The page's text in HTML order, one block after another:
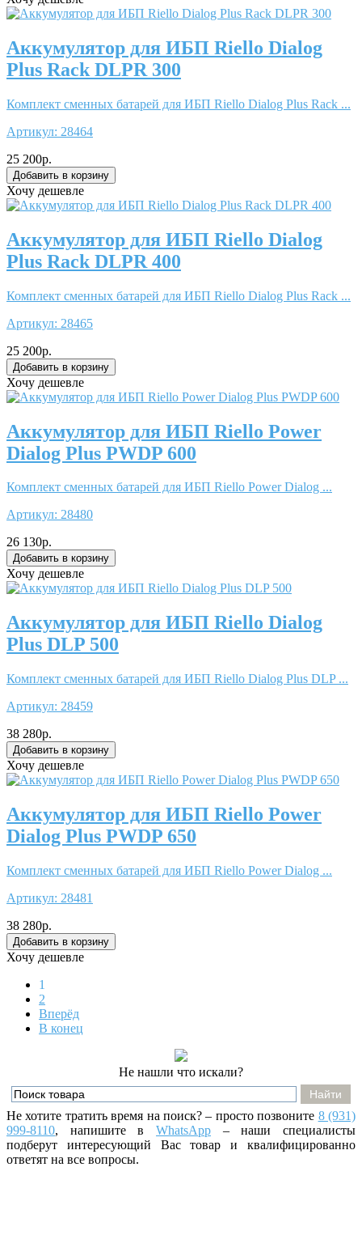
Аккумулятор для ИБП Riello Dialog
Plus Rack DLPR 300
Комплект сменных батарей для ИБП Riello Dialog Plus Rack ...
Артикул: 28464
25 200р.
Хочу дешевле
Аккумулятор для ИБП Riello Dialog
Plus Rack DLPR 400
Комплект сменных батарей для ИБП Riello Dialog Plus Rack ...
Артикул: 28465
25 200р.
Хочу дешевле
Аккумулятор для ИБП Riello Power
Dialog Plus PWDP 600
Комплект сменных батарей для ИБП Riello Power Dialog ...
Артикул: 28480
26 130р.
Хочу дешевле
Аккумулятор для ИБП Riello Dialog
Plus DLP 500
Комплект сменных батарей для ИБП Riello Dialog Plus DLP ...
Артикул: 28459
38 280р.
Хочу дешевле
Аккумулятор для ИБП Riello Power
Dialog Plus PWDP 650
Комплект сменных батарей для ИБП Riello Power Dialog ...
Артикул: 28481
38 280р.
Хочу дешевле
1
2
Вперёд
В конец
Не нашли что искали?
Не хотите тратить время на поиск? – просто позвоните 8 (931)
999-8110, напишитевWhatsApp – наши специалисты
подберут интересующий Вас товар и квалифицированно
ответят на все вопросы.